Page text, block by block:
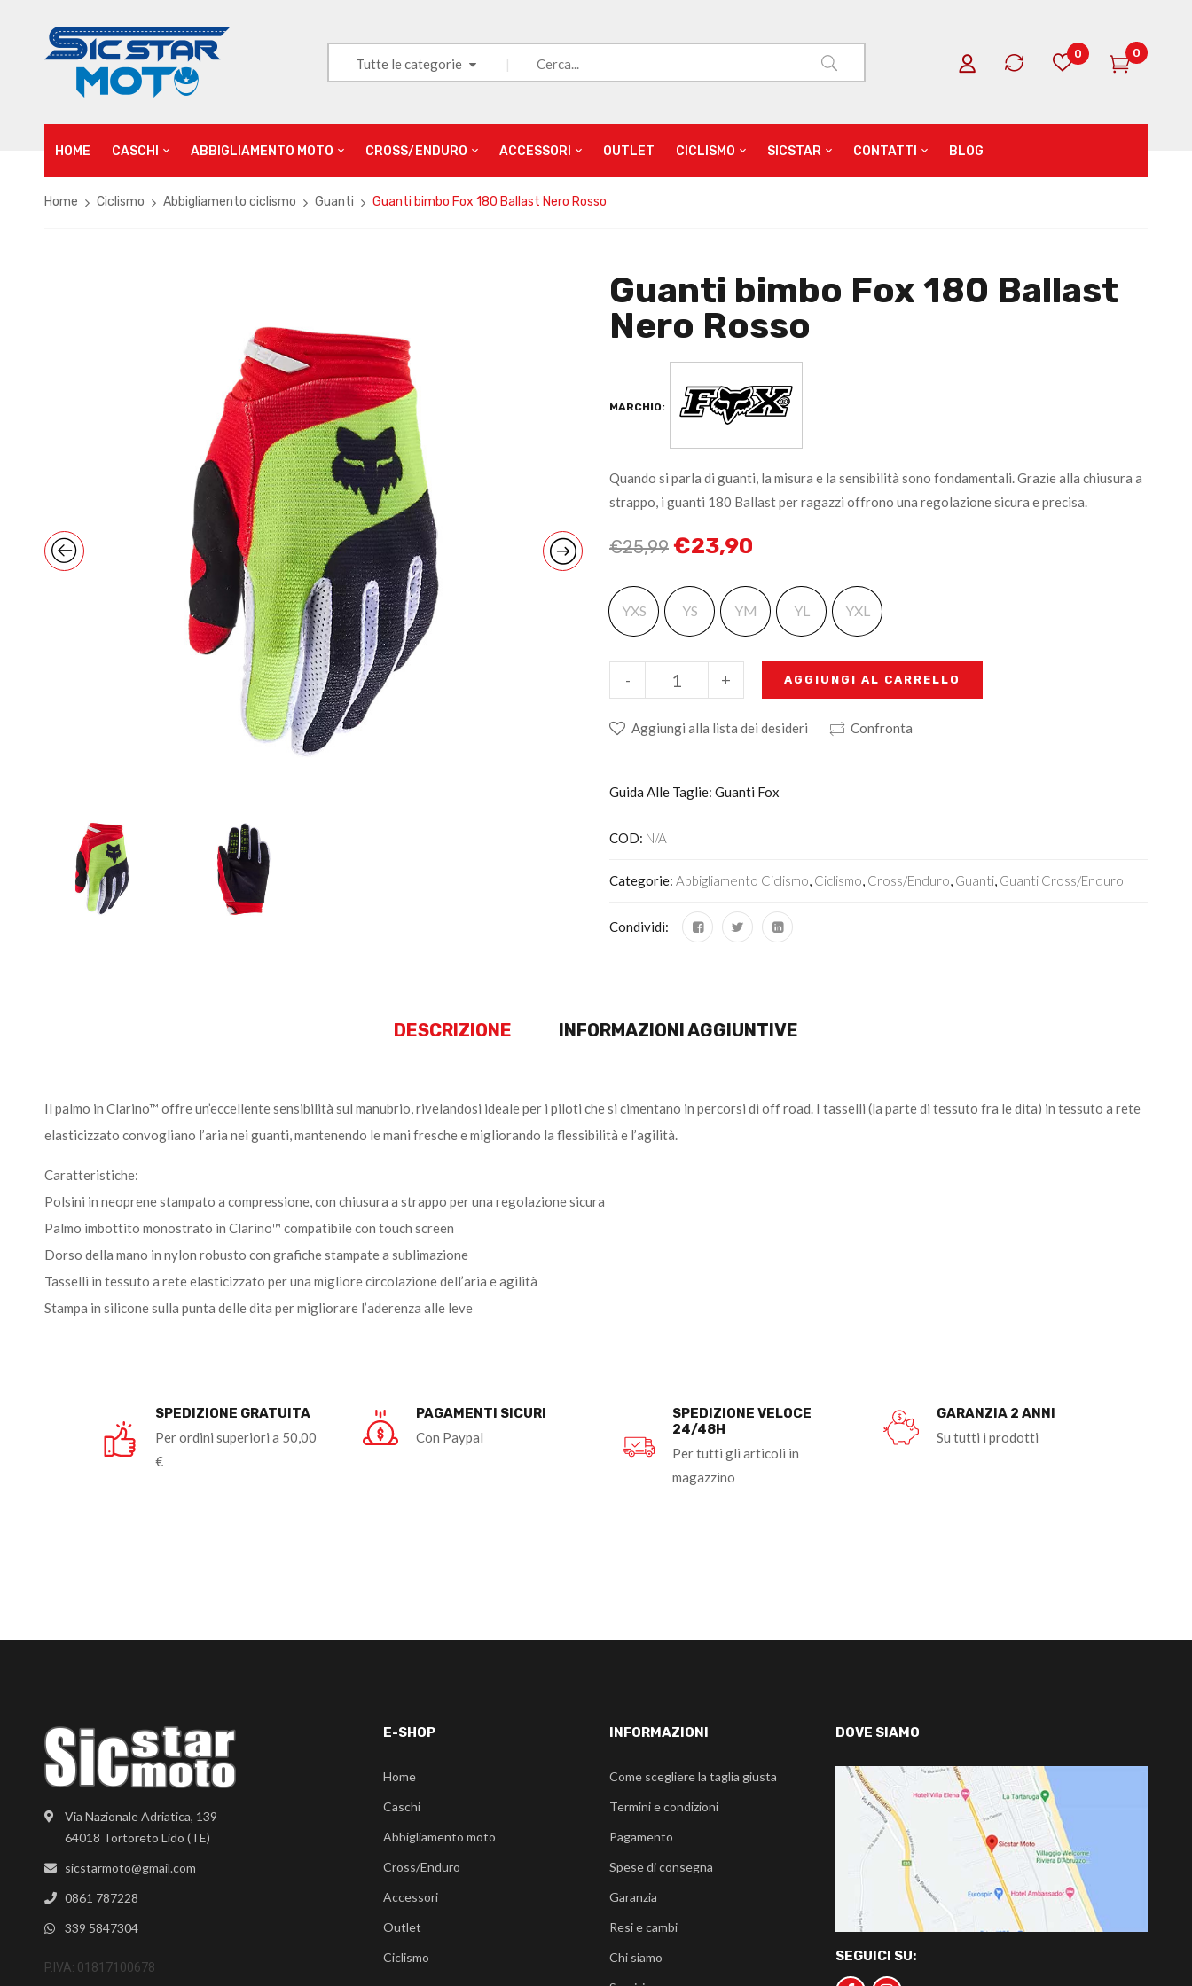
Tutte le categorie
0 0
HOME CASCHI ABBIGLIAMENTO MOTO CROSS/ENDURO ACCESSORI OUTLET CICLISMO SICSTAR CONTATTI BLOG
Home Ciclismo Abbigliamento ciclismo Guanti Guanti bimbo Fox 180 Ballast Nero Rosso
Guanti bimbo Fox 180 Ballast
Nero Rosso
MARCHIO:
Quando si parla di guanti, la misura e la sensibilità sono fondamentali. Grazie alla chiusura a
strappo, i guanti 180 Ballast per ragazzi offrono una regolazione sicura e precisa.
€25,99 €23,90
YXS YS YM YL YXL
+
- AGGIUNGI AL CARRELLO
Aggiungi alla lista dei desideri Confronta
Guida Alle Taglie: Guanti Fox
COD: N/A
Categorie: Abbigliamento Ciclismo Ciclismo Cross/Enduro Guanti Guanti Cross/enduro
Condividi:
DESCRIZIONE INFORMAZIONI AGGIUNTIVE
Il palmo in Clarino™ offre un’eccellente sensibilità sul manubrio, rivelandosi ideale per i piloti che si cimentano in percorsi di off road. I tasselli (la parte di tessuto fra le dita) in tessuto a rete
elasticizzato convogliano l’aria nei guanti, mantenendo le mani fresche e migliorando la flessibilità e l’agilità.
Caratteristiche:
Polsini in neoprene stampato a compressione, con chiusura a strappo per una regolazione sicura
Palmo imbottito monostrato in Clarino™ compatibile con touch screen
Dorso della mano in nylon robusto con grafiche stampate a sublimazione
Tasselli in tessuto a rete elasticizzato per una migliore circolazione dell’aria e agilità
Stampa in silicone sulla punta delle dita per migliorare l’aderenza alle leve
SPEDIZIONE GRATUITA
Per ordini superiori a 50,00
€
PAGAMENTI SICURI
Con Paypal
SPEDIZIONE VELOCE
24/48H
Per tutti gli articoli in
magazzino
GARANZIA 2 ANNI
Su tutti i prodotti
Via Nazionale Adriatica, 139
64018 Tortoreto Lido (TE)
sicstarmoto@gmail.com
0861 787228
339 5847304
P.IVA: 01817100678
E-SHOP
Home
Caschi
Abbigliamento moto
Cross/Enduro
Accessori
Outlet
Ciclismo
INFORMAZIONI
Come scegliere la taglia giusta
Termini e condizioni
Pagamento
Spese di consegna
Garanzia
Resi e cambi
Chi siamo
DOVE SIAMO
SEGUICI SU: